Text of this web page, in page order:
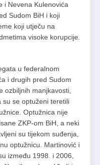
i Nevena Kulenovića
Sudom BiH i koji
koji utječu na
visoke korupcije.
u federalnom
i drugih pred Sudom
ozbiljnih manjkavosti,
su se optuženi teretili
Optužnica nije
ZKP-om BiH, a neki
su tijekom suđenja,
optužnicu. Martinović i
između 1998. i 2006,